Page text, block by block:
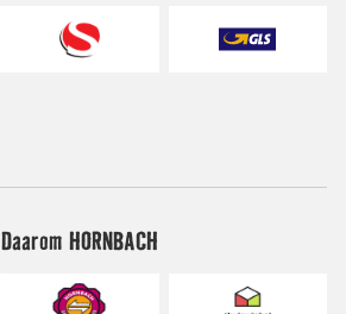
Daarom HORNBACH